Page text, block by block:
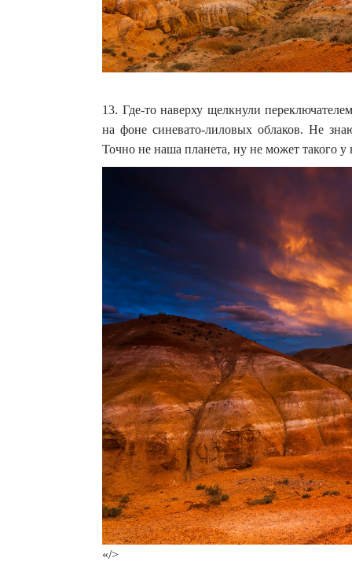
13. Где-то наверху щелкнули
на фоне синевато-лиловых облаков. Не
Точно не наша планета, ну не может такого у
«/>